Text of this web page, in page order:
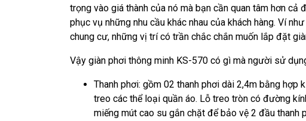
trọng vào giá thành của nó mà bạn cần quan tâm hơn
phục vụ những nhu cầu khác nhau của khách hàng. Ví
chung cư, những vị trí có trần chắc chắn muốn lắp đặt
Vậy giàn phơi thông minh KS-570 có gì mà người sử
Thanh phơi: gồm 02 thanh phơi dài 2,4m bằng
treo các thể loại quần áo. Lỗ treo tròn có đường
miếng mút cao su gắn chặt để bảo vệ 2 đầu